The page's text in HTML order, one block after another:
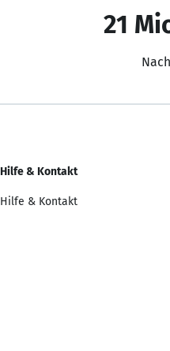
21
Hilfe & Kontakt
Hilfe & Kontakt